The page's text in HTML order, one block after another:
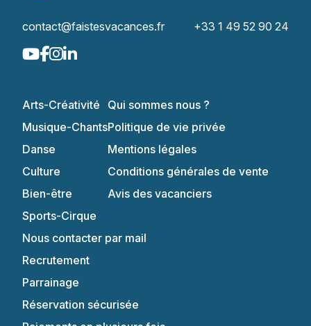
contact@faistesvacances.fr +33 1 49 52 90 24
Arts-Créativité
Musique-Chants
Danse
Culture
Bien-être
Sports-Cirque
Qui sommes nous ?
Politique de vie privée
Mentions légales
Conditions générales de vente
Avis des vacanciers
Nous contacter par mail
Recrutement
Parrainage
Réservation sécurisée